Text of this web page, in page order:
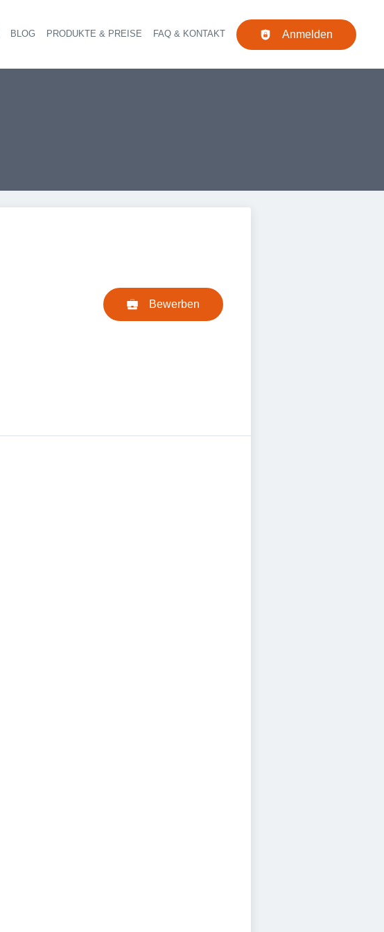
Haupt-Navigation
BLOG PRODUKTE & PREISE FAQ & KONTAKT Anmelden
Bewerben